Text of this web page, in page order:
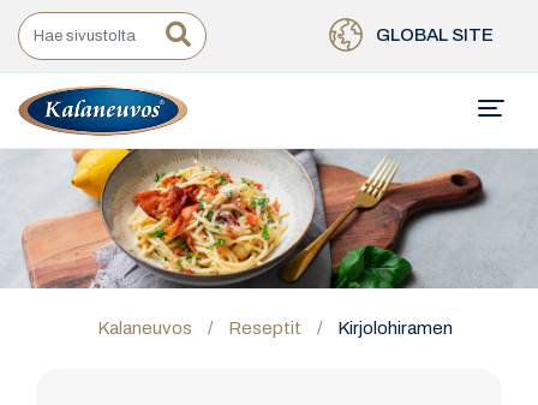
GLOBAL SITE
Kalaneuvos / Reseptit / Kirjolohiramen